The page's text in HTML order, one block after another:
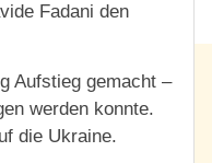
Fadani den
Aufstieg gemacht –
werden konnte.
die Ukraine.